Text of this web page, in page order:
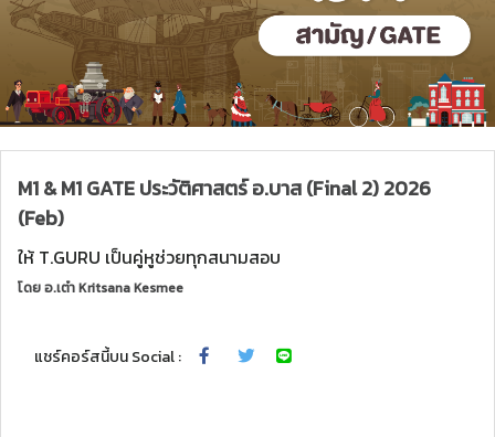
M1 & M1 GATE ประวัติศาสตร์ อ.บาส (Final 2) 2026
(Feb)
ให้ T.GURU เป็นคู่หูช่วยทุกสนามสอบ
โดยอ.เต๋า Kritsana Kesmee
แชร์คอร์สนี้บน Social :